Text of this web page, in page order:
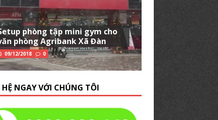
phòng tập mini gym cho
phòng Agribank Xã Đàn
09/12/2018 0
HỆ NGAY VỚI CHÚNG TÔI